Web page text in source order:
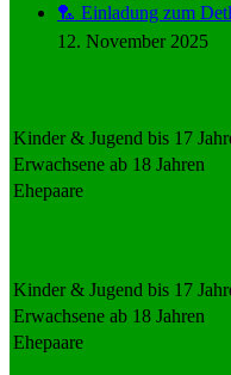
🏸 Einladung zum
12. November 2025
Kinder & Jugend bis 17
Erwachsene ab 18 Jahren
Ehepaare
Kinder & Jugend bis 17
Erwachsene ab 18 Jahren
Ehepaare